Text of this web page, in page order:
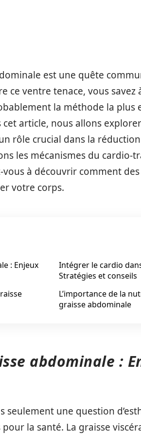
est une quête
ce ventre tenace, vous
la méthode la plus
article, nous allons
rôle crucial dans la
les mécanismes du cardio-
à découvrir comment
votre corps.
: Enjeux
Intégrer le cardio
Stratégies et conseils
L’importance de la
graisse abdominale
abdominale :
seulement une question
la santé. La graisse